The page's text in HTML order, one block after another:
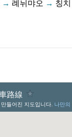
→ 례뉘먀오 → 칭치